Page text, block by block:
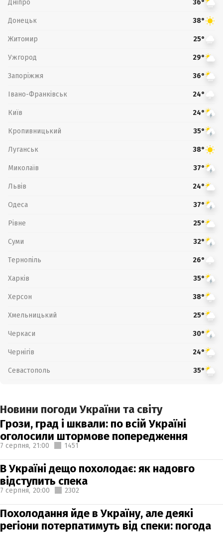
Дніпро 36°
Донецьк 38°
Житомир 25°
Ужгород 29°
Запоріжжя 36°
Івано-Франківськ 24°
Київ 24°
Кропивницький 35°
Луганськ 38°
Миколаїв 37°
Львів 24°
Одеса 37°
Рівне 25°
Суми 32°
Тернопіль 26°
Харків 35°
Херсон 38°
Хмельницький 25°
Черкаси 30°
Чернігів 24°
Севастополь 35°
Новини погоди України та світу
Грози, град і шквали: по всій Україні
оголосили штормове попередження
7 серпня, 21:00 1451
В Україні дещо похолодає: як надовго
відступить спека
7 серпня, 20:00 2302
Похолодання йде в Україну, але деякі
регіони потерпатимуть від спеки: погода